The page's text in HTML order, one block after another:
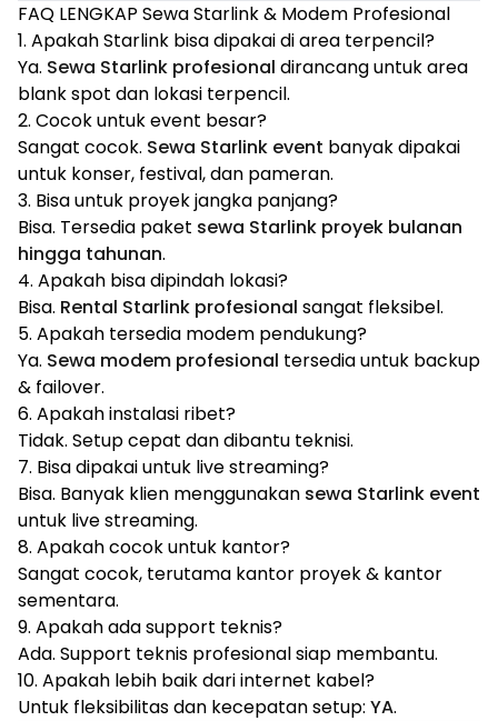
FAQ LENGKAP Sewa Starlink & Modem Profesional
1. Apakah Starlink bisa dipakai di area terpencil?
Ya. Sewa Starlink profesional dirancang untuk area
blank spot dan lokasi terpencil.
2. Cocok untuk event besar?
Sangat cocok. Sewa Starlink event banyak dipakai
untuk konser, festival, dan pameran.
3. Bisa untuk proyek jangka panjang?
Bisa. Tersedia paket sewa Starlink proyek bulanan
hingga tahunan.
4. Apakah bisa dipindah lokasi?
Bisa. Rental Starlink profesional sangat fleksibel.
5. Apakah tersedia modem pendukung?
Ya. Sewa modem profesional tersedia untuk backup
& failover.
6. Apakah instalasi ribet?
Tidak. Setup cepat dan dibantu teknisi.
7. Bisa dipakai untuk live streaming?
Bisa. Banyak klien menggunakan sewa Starlink event
untuk live streaming.
8. Apakah cocok untuk kantor?
Sangat cocok, terutama kantor proyek & kantor
sementara.
9. Apakah ada support teknis?
Ada. Support teknis profesional siap membantu.
10. Apakah lebih baik dari internet kabel?
Untuk fleksibilitas dan kecepatan setup: YA.